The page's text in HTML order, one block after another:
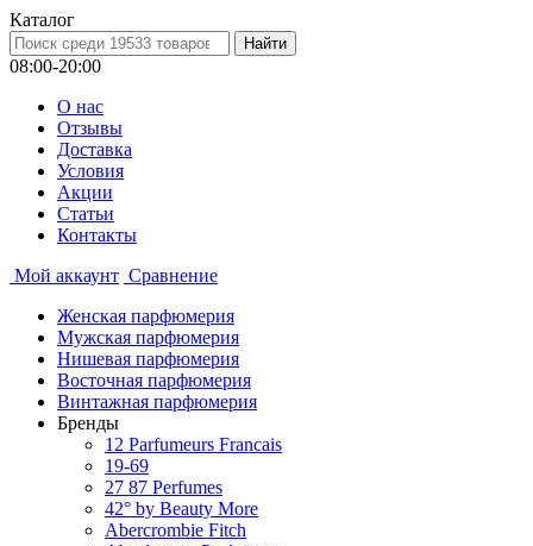
Каталог
08:00-20:00
О нас
Отзывы
Доставка
Условия
Aкции
Статьи
Контакты
Мой аккаунт Сравнение
Женская парфюмерия
Мужская парфюмерия
Нишевая парфюмерия
Восточная парфюмерия
Винтажная парфюмерия
Бренды
12 Parfumeurs Francais
19-69
27 87 Perfumes
42° by Beauty More
Abercrombie Fitch